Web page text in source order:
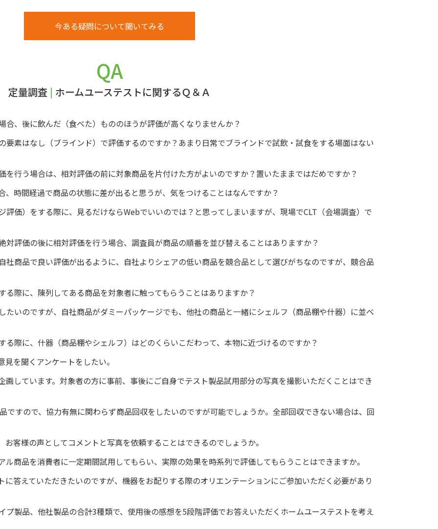
今ある疑問について聞いてみる
QA
定量調査 | ホームユーステストに関するＱ＆Ａ
合、後に飲んだ（食べた）もののほうが評価が高くなりませんか？
要素はなし（ブラインド）で評価するのですか？あまり日常でブラインドで試飲・試食をする場面はない
を行う場合は、相対評価の前に対象商品を片付けた方がよいのですか？置いたままではだめですか？
時間経過で商品の状態に差が出ると思うが、気をつけることはなんですか？
評価）をする際に、見るだけならWebでいいのでは？と思ってしまいますが、現場でCLT（会場調査）で
対評価の後に相対評価を行う場合、調査員が商品の順番を並び替えることはありますか？
社商品で良い評価が出るように、自社よりシェアの低い商品を競合品として選びがちなのですが、競合品
際に、陳列してある商品を対象者に触ってもらうことはありますか？
たいのですが、自社商品がダミーパッケージでも、他社の商品と一緒にシェルフ（商品棚や什器）に並べ
際に、什器（商品棚やシェルフ）はどのくらいこだわって、本物に近づけるのですか？
を聞くアンケートをしたい。
画しています。対象者の方に事前、事後にご自身でテスト製品試用部分の写真を撮影いただくことはでき
ですので、協力有無に関わらず商品回収をしたいのですが可能でしょうか。全部回収できない場合は、回
客様の声としてコメントと写真を依頼することはできるのでしょうか。
商品を消費者に一定期間試用してもらい、実際の効果を時系列で評価してもらうことはできますか。
答えていただきたいのですが、機器をお配りする際のオリエンテーションにご参加いただく必要があり
プ製品、他社製品の合計3種類で、使用後の感想を5段階評価でお答えいただくホームユーステストを考え